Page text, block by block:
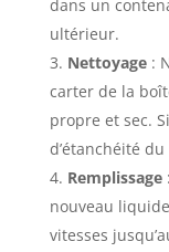
dans un
ultérieur.
Nettoyage:
carter de la
propre et sec.
d’étanchéité
Remplissage
nouveau
vitesses